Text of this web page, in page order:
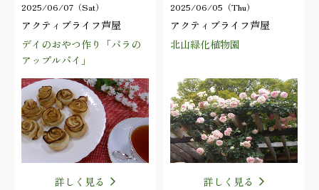
2025/06/07（Sat）
アクティブライフ芦屋
デイのおやつ作り「バラの
アップルパイ」
詳しく見る
2025/06/05（Thu）
アクティブライフ芦屋
北山緑化植物園
詳しく見る